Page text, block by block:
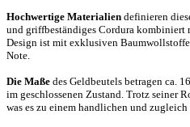
Hochwertige Materialien definieren
und griffbeständiges Cordura kombiniert
Design ist mit exklusiven
Note.
Die Maße des Geldbeutels betragen ca.
im geschlossenen Zustand. Trotz seiner
was es zu einem handlichen und